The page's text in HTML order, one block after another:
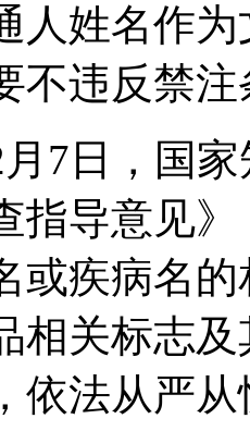
人姓名作
不违反禁
7日，国
指导意见
或疾病名
相关标志
依法从严